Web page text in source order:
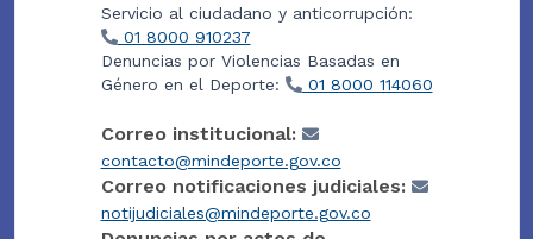
Servicio al ciudadano y anticorrupción:
01 8000 910237
Denuncias por Violencias Basadas en
Género en el Deporte:
01 8000 114060
Correo institucional:
contacto@mindeporte.gov.co
Correo notificaciones judiciales:
notijudiciales@mindeporte.gov.co